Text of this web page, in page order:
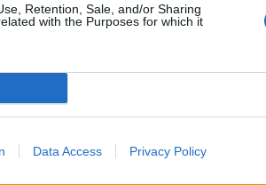
Retention, Sale, and/or Sharing
with the Purposes for which it
Data Access Privacy Policy